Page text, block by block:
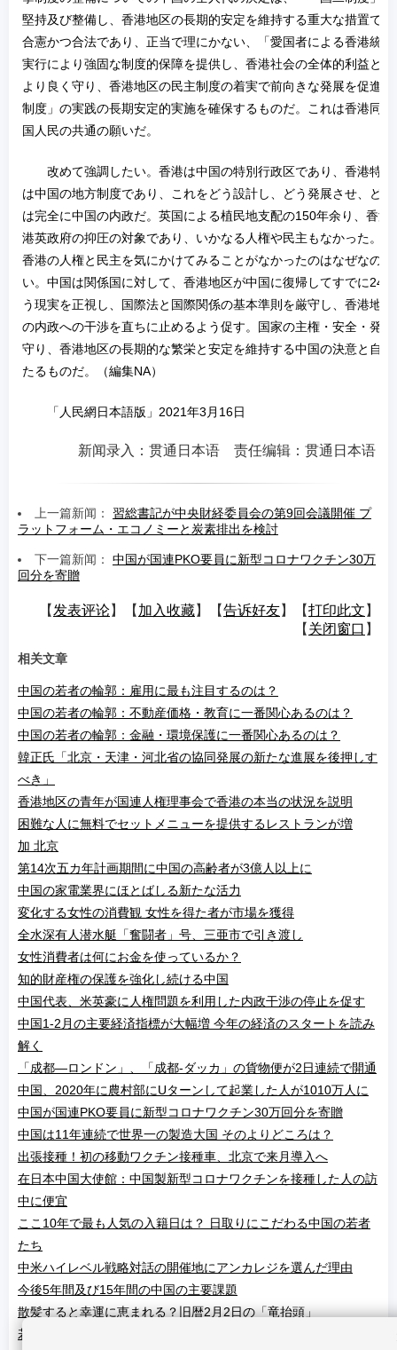
堅持及び整備し、香港地区の長期的安定を維持する重大な措置で
合憲かつ合法であり、正当で理にかない、「愛国者による香港統
実行により強固な制度的保障を提供し、香港社会の全体的利益と
より良く守り、香港地区の民主制度の着実で前向きな発展を促進
制度」の実践の長期安定的実施を確保するものだ。これは香港同
国人民の共通の願いだ。
改めて強調したい。香港は中国の特別行政区であり、香港特
は中国の地方制度であり、これをどう設計し、どう発展させ、ど
は完全に中国の内政だ。英国による植民地支配の150年余り、香港
港英政府の抑圧の対象であり、いかなる人権や民主もなかった。
香港の人権と民主を気にかけてみることがなかったのはなぜなの
い。中国は関係国に対して、香港地区が中国に復帰してすでに24
う現実を正視し、国際法と国際関係の基本準則を厳守し、香港地
の内政への干渉を直ちに止めるよう促す。国家の主権・安全・発
守り、香港地区の長期的な繁栄と安定を維持する中国の決意と自
たるものだ。（編集NA）
「人民網日本語版」2021年3月16日
新闻录入：贯通日本语 责任编辑：贯通日本语
上一篇新闻： 習総書記が中央財経委員会の第9回会議開催 プ
ラットフォーム・エコノミーと炭素排出を検討
下一篇新闻： 中国が国連PKO要員に新型コロナワクチン30万
回分を寄贈
【 发表评论】【 加入收藏】【告诉好友】【打印此文 】
【 关闭窗口 】
相关文章
中国の若者の輪郭：雇用に最も注目するのは？
中国の若者の輪郭：不動産価格・教育に一番関心あるのは？
中国の若者の輪郭：金融・環境保護に一番関心あるのは？
韓正氏「北京・天津・河北省の協同発展の新たな進展を後押しす
べき」
香港地区の青年が国連人権理事会で香港の本当の状況を説明
困難な人に無料でセットメニューを提供するレストランが増
加 北京
第14次五カ年計画期間に中国の高齢者が3億人以上に
中国の家電業界にほとばしる新たな活力
変化する女性の消費観 女性を得た者が市場を獲得
全水深有人潜水艇「奮闘者」号、三亜市で引き渡し
女性消費者は何にお金を使っているか？
知的財産権の保護を強化し続ける中国
中国代表、米英豪に人権問題を利用した内政干渉の停止を促す
中国1-2月の主要経済指標が大幅増 今年の経済のスタートを読み
解く
「成都—ロンドン」、「成都-ダッカ」の貨物便が2日連続で開通
中国、2020年に農村部にUターンして起業した人が1010万人に
中国が国連PKO要員に新型コロナワクチン30万回分を寄贈
中国は11年連続で世界一の製造大国 そのよりどころは？
出張接種！初の移動ワクチン接種車、北京で来月導入へ
在日本中国大使館：中国製新型コロナワクチンを接種した人の訪
中に便宜
ここ10年で最も人気の入籍日は？ 日取りにこだわる中国の若者
たち
中米ハイレベル戦略対話の開催地にアンカレジを選んだ理由
今後5年間及び15年間の中国の主要課題
散髪すると幸運に恵まれる？旧暦2月2日の「竜抬頭」
若者がオンライン有料知識コンテンツにお金を払うのはなぜか？